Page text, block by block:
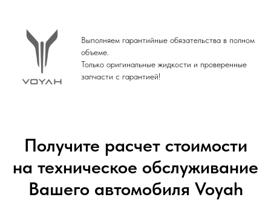
Выполняем гарантийные обязательства в полном
объеме.
Только оригинальные жидкости и проверенные
запчасти с гарантией!
Получите расчет стоимости
на техническое обслуживание
Вашего автомобиля Voyah